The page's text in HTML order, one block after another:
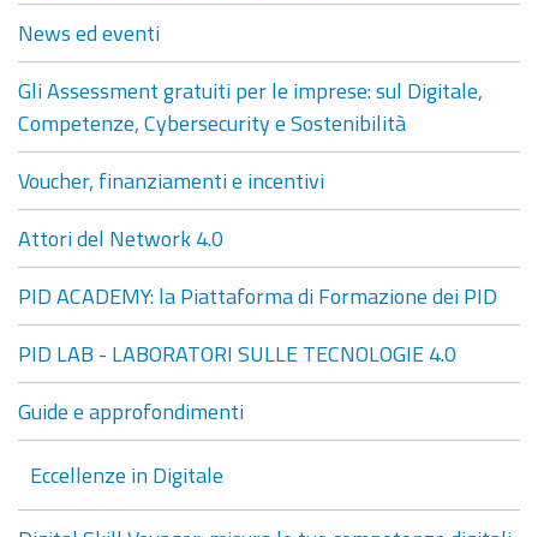
News ed eventi
Gli Assessment gratuiti per le imprese: sul Digitale,
Competenze, Cybersecurity e Sostenibilità
Voucher, finanziamenti e incentivi
Attori del Network 4.0
PID ACADEMY: la Piattaforma di Formazione dei PID
PID LAB - LABORATORI SULLE TECNOLOGIE 4.0
Guide e approfondimenti
Eccellenze in Digitale